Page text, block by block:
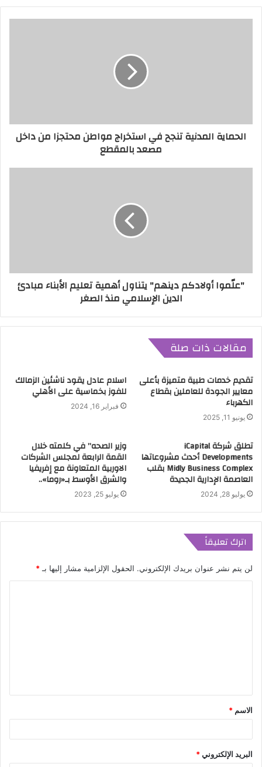
الحماية المدنية تنجح في استخراج مواطن محتجزا من داخل
مصعد بالمقطع
"علّموا أولادكم دينهم" يتناول أهمية تعليم الأبناء مبادئ
الدين الإسلامي منذ الصغر
مقالات ذات صلة
تقديم خدمات طبية متميزة بأعلى
معايير الجودة للعاملين بقطاع
الكهرباء
يونيو 11, 2025
اسلام عادل يقود ناشئين الزمالك
للفوز بخماسية على الأهلي
فبراير 16, 2024
تطلق شركة iCapital
Developments أحدث مشروعاتها
Midly Business Complex بقلب
العاصمة الإدارية الجديدة
يوليو 28, 2024
وزير الصحه” في كلمته خلال
القمة الرابعة لمجلس الشركات
الاوربية المتعاونة مع إفريفيا
والشرق الأوسط بـ«روما»..
يوليو 25, 2023
اترك تعليقاً
لن يتم نشر عنوان بريدك الإلكتروني. الحقول الإلزامية مشار إليها بـ *
ق
*
الاسم *
البريد الإلكتروني*